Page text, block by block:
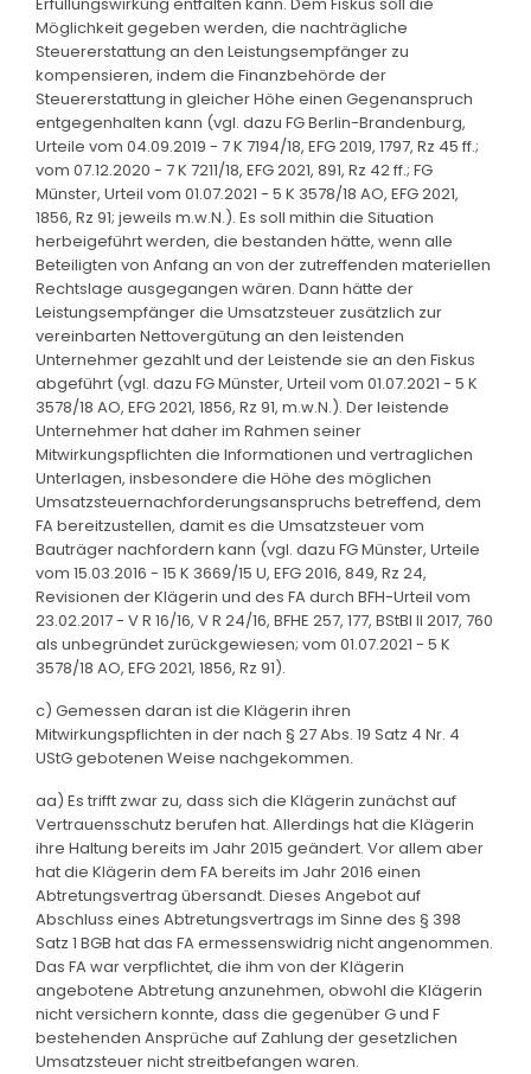
Möglichkeit gegeben werden, die nachträgliche
Steuererstattung an den Leistungsempfänger zu
kompensieren, indem die Finanzbehörde der
Steuererstattung in gleicher Höhe einen Gegenanspruch
entgegenhalten kann (vgl. dazu FG Berlin-Brandenburg,
Urteile vom 04.09.2019 - 7 K 7194/18, EFG 2019, 1797, Rz 45 ff.;
vom 07.12.2020 - 7 K 7211/18, EFG 2021, 891, Rz 42 ff.; FG
Münster, Urteil vom 01.07.2021 - 5 K 3578/18 AO, EFG 2021,
1856, Rz 91; jeweils m.w.N.). Es soll mithin die Situation
herbeigeführt werden, die bestanden hätte, wenn alle
Beteiligten von Anfang an von der zutreffenden materiellen
Rechtslage ausgegangen wären. Dann hätte der
Leistungsempfänger die Umsatzsteuer zusätzlich zur
vereinbarten Nettovergütung an den leistenden
Unternehmer gezahlt und der Leistende sie an den Fiskus
abgeführt (vgl. dazu FG Münster, Urteil vom 01.07.2021 - 5 K
3578/18 AO, EFG 2021, 1856, Rz 91, m.w.N.). Der leistende
Unternehmer hat daher im Rahmen seiner
Mitwirkungspflichten die Informationen und vertraglichen
Unterlagen, insbesondere die Höhe des möglichen
Umsatzsteuernachforderungsanspruchs betreffend, dem
FA bereitzustellen, damit es die Umsatzsteuer vom
Bauträger nachfordern kann (vgl. dazu FG Münster, Urteile
vom 15.03.2016 - 15 K 3669/15 U, EFG 2016, 849, Rz 24,
Revisionen der Klägerin und des FA durch BFH-Urteil vom
23.02.2017 - V R 16/16, V R 24/16, BFHE 257, 177, BStBl II 2017, 760
als unbegründet zurückgewiesen; vom 01.07.2021 - 5 K
3578/18 AO, EFG 2021, 1856, Rz 91).
c) Gemessen daran ist die Klägerin ihren
Mitwirkungspflichten in der nach § 27 Abs. 19 Satz 4 Nr. 4
UStG gebotenen Weise nachgekommen.
aa) Es trifft zwar zu, dass sich die Klägerin zunächst auf
Vertrauensschutz berufen hat. Allerdings hat die Klägerin
ihre Haltung bereits im Jahr 2015 geändert. Vor allem aber
hat die Klägerin dem FA bereits im Jahr 2016 einen
Abtretungsvertrag übersandt. Dieses Angebot auf
Abschluss eines Abtretungsvertrags im Sinne des § 398
Satz 1 BGB hat das FA ermessenswidrig nicht angenommen.
Das FA war verpflichtet, die ihm von der Klägerin
angebotene Abtretung anzunehmen, obwohl die Klägerin
nicht versichern konnte, dass die gegenüber G und F
bestehenden Ansprüche auf Zahlung der gesetzlichen
Umsatzsteuer nicht streitbefangen waren.